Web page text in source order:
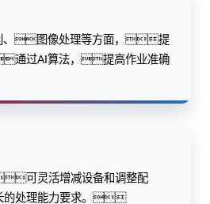
、图像处理等方面，提
通过AI算法，提高作业准确
可灵活增减设备和调整配
的处理能力要求。